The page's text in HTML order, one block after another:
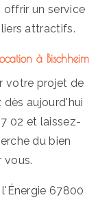
un service
attractifs.
à Bischheim
votre projet de
aujourd'hui
02 et laissez-
du bien
vous.
67800